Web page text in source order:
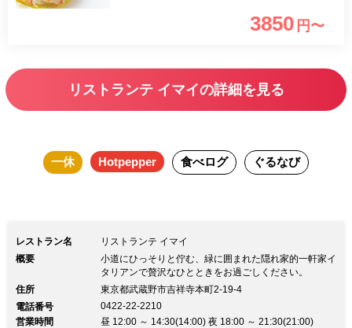
リアンを是非ご賞味ください。
3850 円〜
リストランテ イマイの詳細を見る
一休 Hotpepper 食べログ ぐるなび
レストラン名
リストランテ イマイ
概要
小道にひっそりと佇む、緑に囲まれた隠れ家的一軒家イ
タリアンで贅沢なひとときをお過ごしください。
住所
東京都武蔵野市吉祥寺本町2-19-4
電話番号
0422-22-2210
営業時間
昼 12:00 ～ 14:30(14:00) 夜 18:00 ～ 21:30(21:00)